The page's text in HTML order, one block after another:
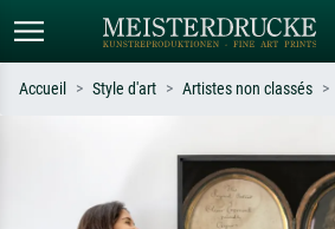
Recherchez par artiste, titre ou style –
ex. Monet, Nuit étoilée,
impressionnisme, vague de Hokusai,
tableau
Accueil Style d'art Artistes non classés